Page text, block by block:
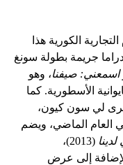
الكورية هذا
جريمة بطولة سونغ
اسمعني: صيفنا، وهو
الأسطورية. كما
لي سون كيون،
العام الماضي، ويضم
(2013)،